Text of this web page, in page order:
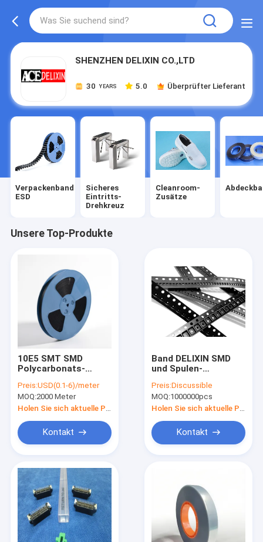
SHENZHEN DELIXIN CO.,LTD
30 YEARS 5.0 Überprüfter Lieferant
Verpackenband
ESD
Sicheres
Eintritts-
Drehkreuz
Cleanroom-
Zusätze
Unsere Top-Produkte
10E5 SMT SMD
Polycarbonats-
Fördermaschinen-
Band-
Fördermaschinen-
Preis:USD(0.1-6)/meter
MOQ:2000 Meter
Kontakt
Band DELIXIN SMD
und Spulen-
jähriges
Verfallsdatum PS pp.
Preis:Discussible
MOQ:1000000pcs
Kontakt